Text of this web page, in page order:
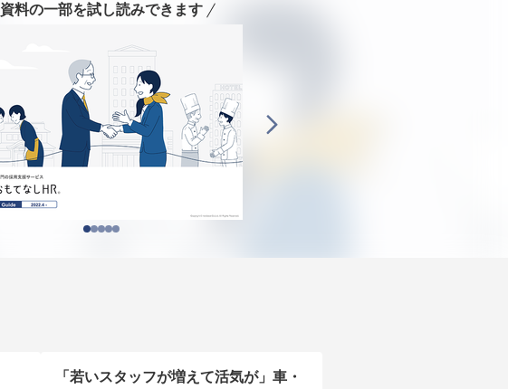
資料の一部を試し読みできます
「若いスタッフが増えて活気が」車・